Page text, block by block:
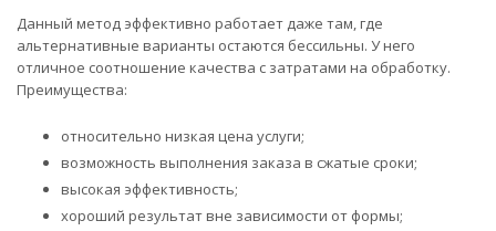
Данный метод эффективно работает даже там, где
альтернативные варианты остаются бессильны. У него
отличное соотношение качества с затратами на обработку.
Преимущества:
относительно низкая цена услуги;
возможность выполнения заказа в сжатые сроки;
высокая эффективность;
хороший результат вне зависимости от формы;